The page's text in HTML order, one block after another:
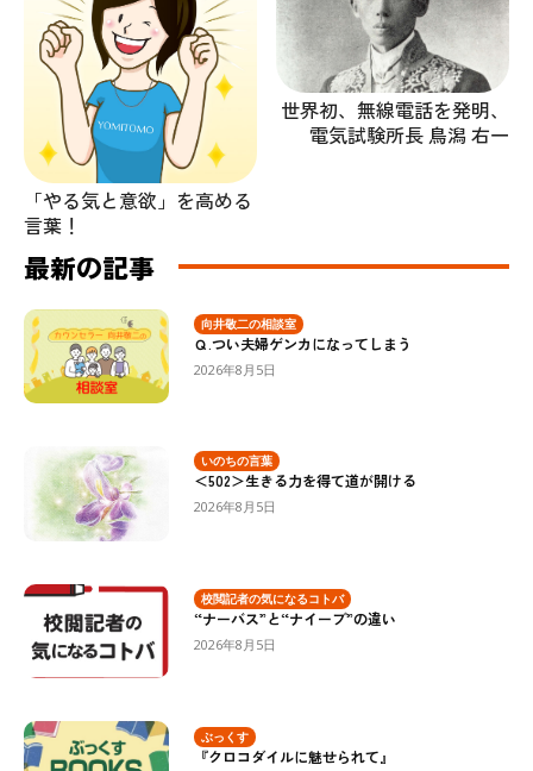
「やる気と意欲」を高める
言葉！
世界初、無線電話を発明、
電気試験所長 鳥潟 右一
最新の記事
向井敬二の相談室
Ｑ.つい夫婦ゲンカになってしまう
2026年8月5日
いのちの言葉
＜502＞生きる力を得て道が開ける
2026年8月5日
校閲記者の気になるコトバ
“ナーバス”と“ナイーブ”の違い
2026年8月5日
ぶっくす
『クロコダイルに魅せられて』